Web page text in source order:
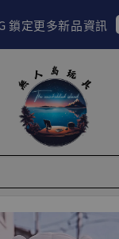
鎖定更多新品資訊